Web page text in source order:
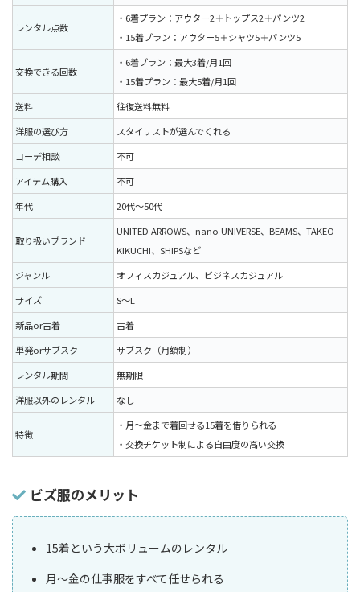
レンタル点数
・6着プラン：アウター2＋トップス2＋パンツ2
・15着プラン：アウター5＋シャツ5＋パンツ5
交換できる回数
・6着プラン：最大3着/月1回
・15着プラン：最大5着/月1回
送料
往復送料無料
洋服の選び方
スタイリストが選んでくれる
コーデ相談
不可
アイテム購入
不可
年代
20代〜50代
取り扱いブランド
UNITED ARROWS、nano UNIVERSE、BEAMS、TAKEO
KIKUCHI、SHIPSなど
ジャンル
オフィスカジュアル、ビジネスカジュアル
サイズ
S〜L
新品or古着
古着
単発orサブスク
サブスク（月額制）
レンタル期間
無期限
洋服以外のレンタル
なし
特徴
・月〜金まで着回せる15着を借りられる
・交換チケット制による自由度の高い交換
ビズ服のメリット
15着という大ボリュームのレンタル
月〜金の仕事服をすべて任せられる